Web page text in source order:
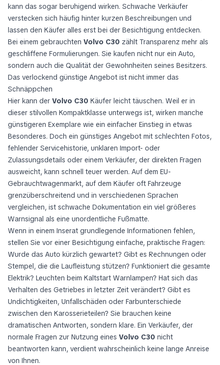
kann das sogar beruhigend wirken. Schwache Verkäufer
verstecken sich häufig hinter kurzen Beschreibungen und
lassen den Käufer alles erst bei der Besichtigung entdecken.
Bei einem gebrauchten Volvo C30 zählt Transparenz mehr als
geschliffene Formulierungen. Sie kaufen nicht nur ein Auto,
sondern auch die Qualität der Gewohnheiten seines Besitzers.
Das verlockend günstige Angebot ist nicht immer das
Schnäppchen
Hier kann der Volvo C30 Käufer leicht täuschen. Weil er in
dieser stilvollen Kompaktklasse unterwegs ist, wirken manche
günstigeren Exemplare wie ein einfacher Einstieg in etwas
Besonderes. Doch ein günstiges Angebot mit schlechten Fotos,
fehlender Servicehistorie, unklaren Import- oder
Zulassungsdetails oder einem Verkäufer, der direkten Fragen
ausweicht, kann schnell teuer werden. Auf dem EU-
Gebrauchtwagenmarkt, auf dem Käufer oft Fahrzeuge
grenzüberschreitend und in verschiedenen Sprachen
vergleichen, ist schwache Dokumentation ein viel größeres
Warnsignal als eine unordentliche Fußmatte.
Wenn in einem Inserat grundlegende Informationen fehlen,
stellen Sie vor einer Besichtigung einfache, praktische Fragen:
Wurde das Auto kürzlich gewartet? Gibt es Rechnungen oder
Stempel, die die Laufleistung stützen? Funktioniert die gesamte
Elektrik? Leuchten beim Kaltstart Warnlampen? Hat sich das
Verhalten des Getriebes in letzter Zeit verändert? Gibt es
Undichtigkeiten, Unfallschäden oder Farbunterschiede
zwischen den Karosserieteilen? Sie brauchen keine
dramatischen Antworten, sondern klare. Ein Verkäufer, der
normale Fragen zur Nutzung eines Volvo C30 nicht
beantworten kann, verdient wahrscheinlich keine lange Anreise
von Ihnen.